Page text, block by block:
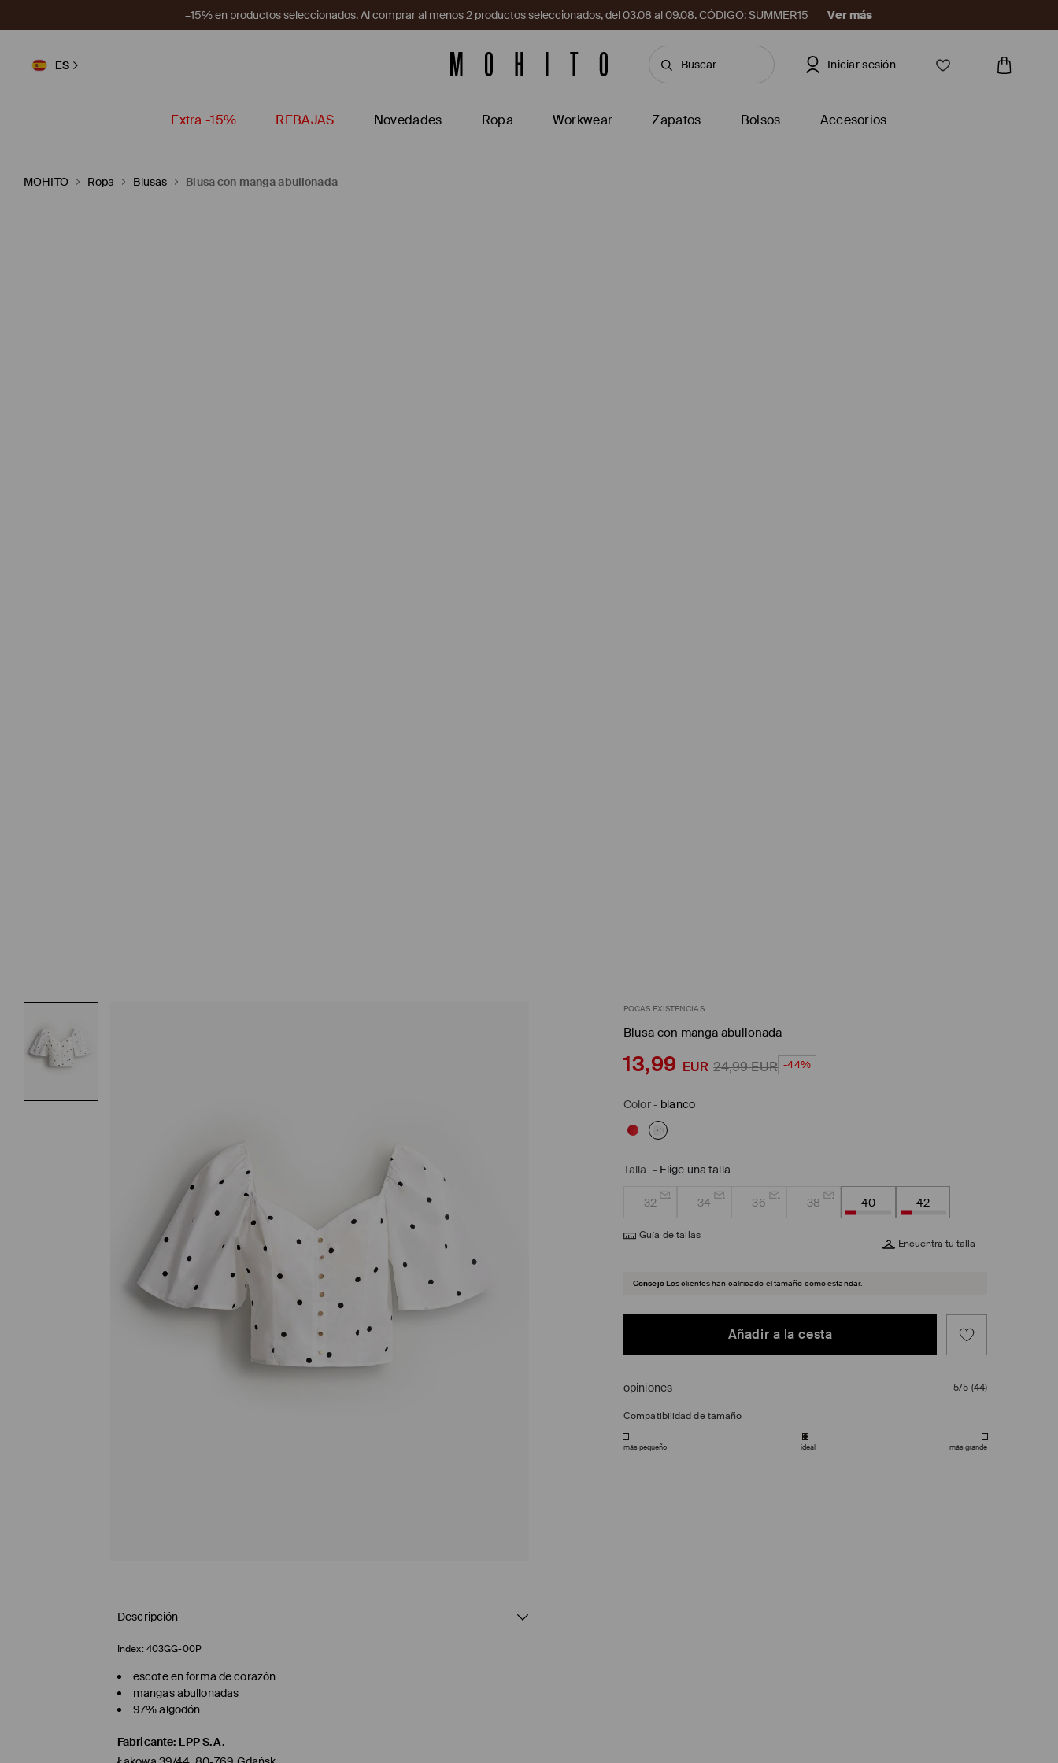
–15% en productos seleccionados. Al comprar al menos 2 productos seleccionados, del 03.08 al 09.08. CÓDIGO: SUMMER15 Ver más
ES Iniciar sesión
Extra -15% REBAJAS Novedades Ropa Workwear Zapatos Bolsos Accesorios
MOHITO Ropa Blusas Blusa con manga abullonada
POCAS EXISTENCIAS
Blusa con manga abullonada
13,99 EUR 24,99EUR -44%
Color- blanco
Talla - Elige una talla
32 34 36 38 40 42
Guía de tallas
Encuentra tu talla
Consejo Los clientes han calificado el tamaño como estándar.
Añadir a la cesta
opiniones 5/5 (44)
Compatibilidad de tamaño
más pequeño ideal más grande
Descripción
Index: 403GG-00P
escote en forma de corazón
mangas abullonadas
97% algodón
Fabricante: LPP S.A.